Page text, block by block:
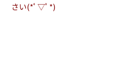
さい(*ﾟ▽ﾟ*)